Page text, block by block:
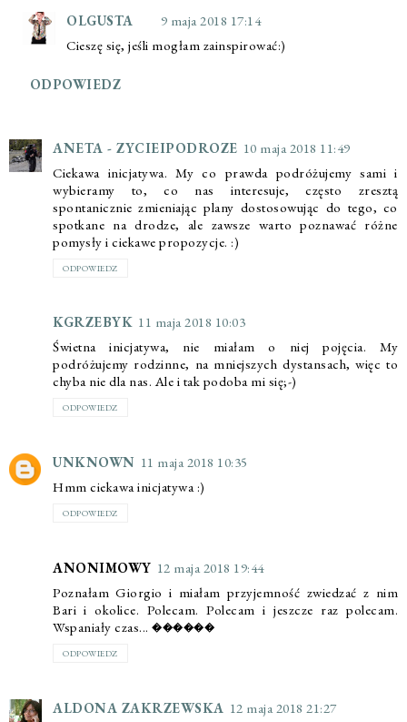
OLGUSTA
9 maja 2018 17:14
Cieszę się, jeśli mogłam zainspirować:)
ODPOWIEDZ
ANETA - ZYCIEIPODROZE 10 maja 2018 11:49
Ciekawa inicjatywa. My co prawda podróżujemy sami i
wybieramy to, co nas interesuje, często zresztą
spontanicznie zmieniając plany dostosowując do tego, co
spotkane na drodze, ale zawsze warto poznawać różne
pomysły i ciekawe propozycje. :)
ODPOWIEDZ
KGRZEBYK 11 maja 2018 10:03
Świetna inicjatywa, nie miałam o niej pojęcia. My
podróżujemy rodzinne, na mniejszych dystansach, więc to
chyba nie dla nas. Ale i tak podoba mi się;-)
ODPOWIEDZ
UNKNOWN 11 maja 2018 10:35
Hmm ciekawa inicjatywa :)
ODPOWIEDZ
ANONIMOWY 12 maja 2018 19:44
Poznałam Giorgio i miałam przyjemność zwiedzać z nim
Bari i okolice. Polecam. Polecam i jeszcze raz polecam.
Wspaniały czas... ������
ODPOWIEDZ
ALDONA ZAKRZEWSKA 12 maja 2018 21:27